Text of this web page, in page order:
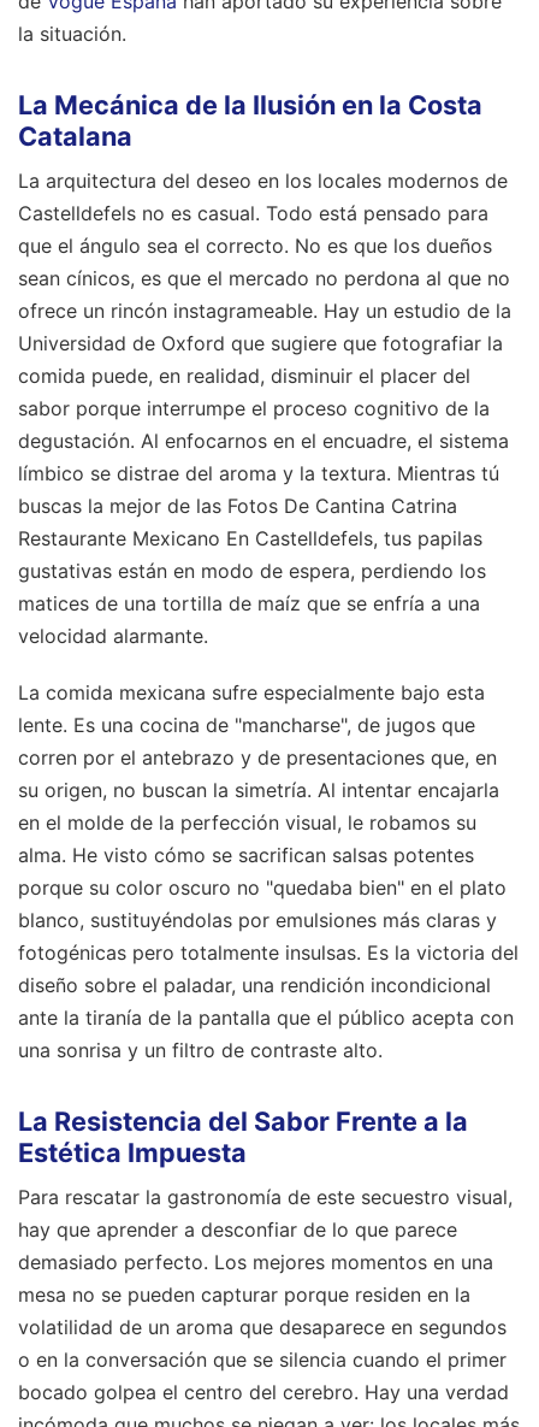
la situación.
La Mecánica de la Ilusión en la Costa
Catalana
La arquitectura del deseo en los locales modernos de
Castelldefels no es casual. Todo está pensado para
que el ángulo sea el correcto. No es que los dueños
sean cínicos, es que el mercado no perdona al que no
ofrece un rincón instagrameable. Hay un estudio de la
Universidad de Oxford que sugiere que fotografiar la
comida puede, en realidad, disminuir el placer del
sabor porque interrumpe el proceso cognitivo de la
degustación. Al enfocarnos en el encuadre, el sistema
límbico se distrae del aroma y la textura. Mientras tú
buscas la mejor de las Fotos De Cantina Catrina
Restaurante Mexicano En Castelldefels, tus papilas
gustativas están en modo de espera, perdiendo los
matices de una tortilla de maíz que se enfría a una
velocidad alarmante.
La comida mexicana sufre especialmente bajo esta
lente. Es una cocina de "mancharse", de jugos que
corren por el antebrazo y de presentaciones que, en
su origen, no buscan la simetría. Al intentar encajarla
en el molde de la perfección visual, le robamos su
alma. He visto cómo se sacrifican salsas potentes
porque su color oscuro no "quedaba bien" en el plato
blanco, sustituyéndolas por emulsiones más claras y
fotogénicas pero totalmente insulsas. Es la victoria del
diseño sobre el paladar, una rendición incondicional
ante la tiranía de la pantalla que el público acepta con
una sonrisa y un filtro de contraste alto.
La Resistencia del Sabor Frente a la
Estética Impuesta
Para rescatar la gastronomía de este secuestro visual,
hay que aprender a desconfiar de lo que parece
demasiado perfecto. Los mejores momentos en una
mesa no se pueden capturar porque residen en la
volatilidad de un aroma que desaparece en segundos
o en la conversación que se silencia cuando el primer
bocado golpea el centro del cerebro. Hay una verdad